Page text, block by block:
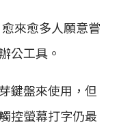
來愈多人願意嘗
公工具。
鍵盤來使用，但
控螢幕打字仍最